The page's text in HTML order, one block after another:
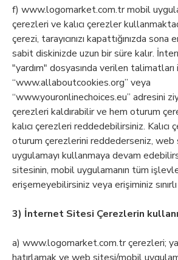
f) www.logomarket.com.tr mobil
çerezleri ve kalıcı çerezler
çerezi, tarayıcınızı kapattığınızda sona
sabit diskinizde uzun bir süre kalır.
"yardım" dosyasında verilen
“www.allaboutcookies.org” veya
“www.youronlinechoices.eu” adresini
çerezleri kaldırabilir ve hem oturum
kalıcı çerezleri reddedebilirsiniz. Kalıcı
oturum çerezlerini reddederseniz, web
uygulamayı kullanmaya devam
sitesinin, mobil uygulamanın tüm
erişemeyebilirsiniz veya erişiminiz
3) İnternet Sitesi Çerezlerin
a) www.logomarket.com.tr çerezleri;